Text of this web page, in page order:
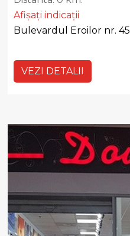
Afișați indicații
Bulevardul Eroilor nr. 45
VEZI DETALII